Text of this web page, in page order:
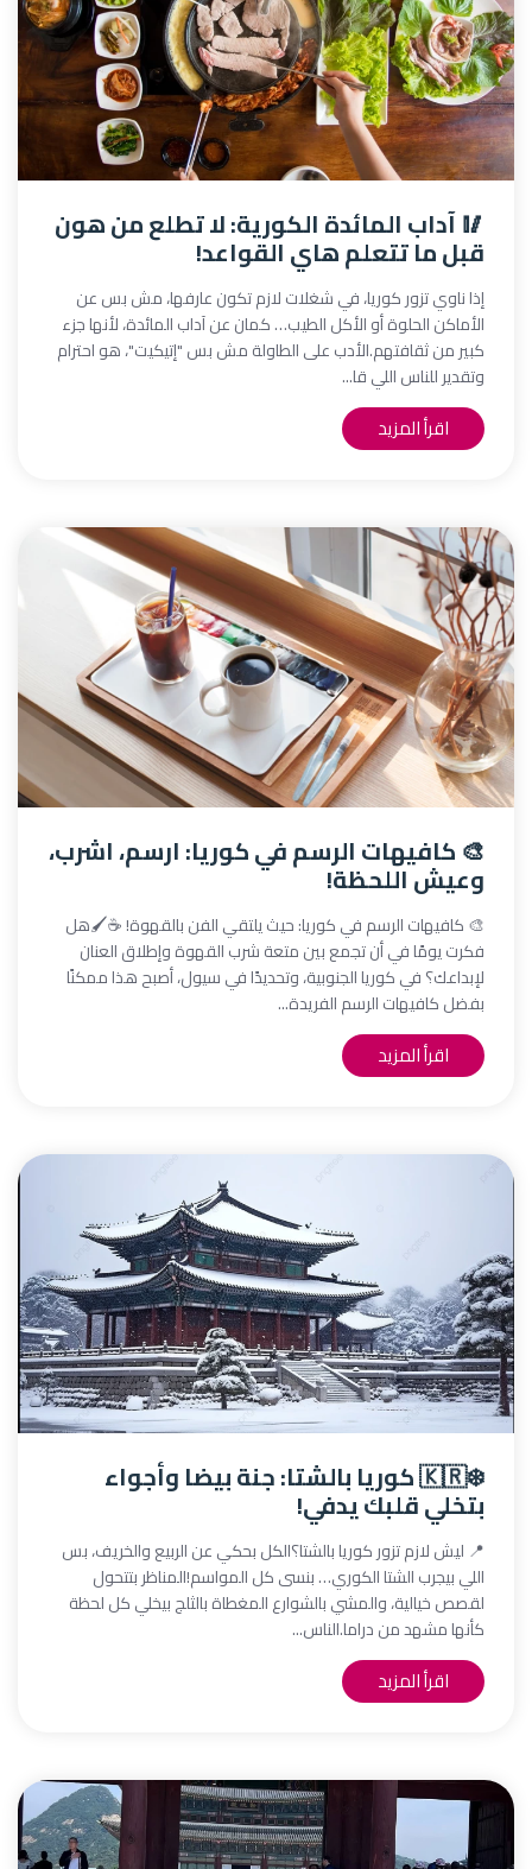
🥢 آداب المائدة الكورية: لا تطلع من هون
قبل ما تتعلم هاي القواعد!
إذا ناوي تزور كوريا، في شغلات لازم تكون عارفها، مش بس عن
الأماكن الحلوة أو الأكل الطيب… كمان عن آداب المائدة، لأنها جزء
كبير من ثقافتهم.الأدب على الطاولة مش بس "إتيكيت"، هو احترام
وتقدير للناس اللي قا...
اقرأ المزيد
🎨 كافيهات الرسم في كوريا: ارسم، اشرب،
وعيش اللحظة!
🎨 كافيهات الرسم في كوريا: حيث يلتقي الفن بالقهوة! ☕🖌️هل
فكرت يومًا في أن تجمع بين متعة شرب القهوة وإطلاق العنان
لإبداعك؟ في كوريا الجنوبية، وتحديدًا في سيول، أصبح هذا ممكنًا
بفضل كافيهات الرسم الفريدة...
اقرأ المزيد
❄️🇰🇷 كوريا بالشتا: جنة بيضا وأجواء
بتخلي قلبك يدفي!
📍 ليش لازم تزور كوريا بالشتا؟الكل بحكي عن الربيع والخريف، بس
اللي بيجرب الشتا الكوري… بنسى كل المواسم!المناظر بتتحول
لقصص خيالية، والمشي بالشوارع المغطاة بالثلج بيخلي كل لحظة
كأنها مشهد من دراما.الناس...
اقرأ المزيد